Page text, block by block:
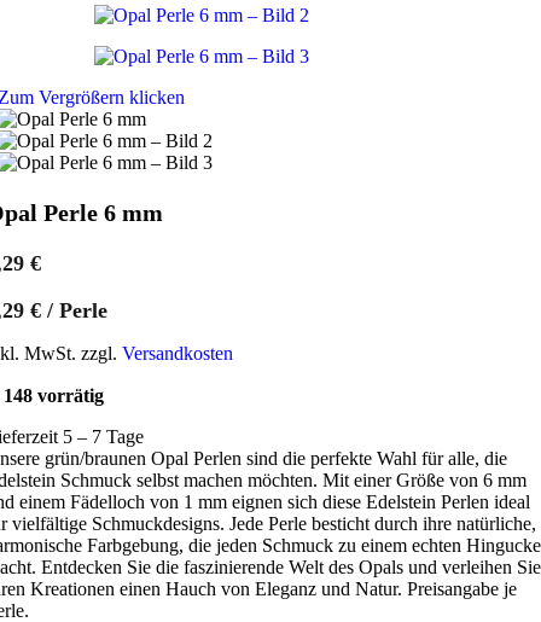
Vergrößern klicken
Perle 6 mm
€
€ / Perle
MwSt. zzgl. Versandkosten
148 vorrätig
5 – 7 Tage
grün/braunen Opal Perlen sind die perfekte Wahl für alle, die
Schmuck selbst machen möchten. Mit einer Größe von 6 mm
einem Fädelloch von 1 mm eignen sich diese Edelstein Perlen ideal
vielfältige Schmuckdesigns. Jede Perle besticht durch ihre natürliche,
Farbgebung, die jeden Schmuck zu einem echten
Entdecken Sie die faszinierende Welt des Opals und verleihen Sie
Kreationen einen Hauch von Eleganz und Natur. Preisangabe je